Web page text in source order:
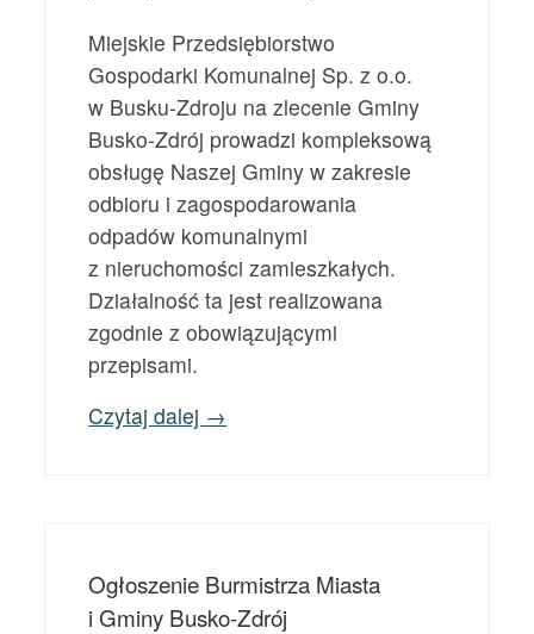
Miejskie Przedsiębiorstwo
Gospodarki Komunalnej Sp. z o.o.
w Busku-Zdroju na zlecenie Gminy
Busko-Zdrój prowadzi kompleksową
obsługę Naszej Gminy w zakresie
odbioru i zagospodarowania
odpadów komunalnymi
z nieruchomości zamieszkałych.
Działalność ta jest realizowana
zgodnie z obowiązującymi
przepisami.
Czytaj dalej →
Ogłoszenie Burmistrza Miasta
i Gminy Busko-Zdrój